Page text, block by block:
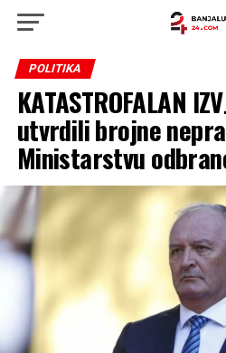
POLITIKA
KATASTROFALAN
utvrdili brojne
Ministarstvu